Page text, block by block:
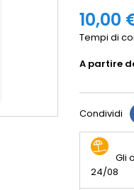
10,00
Tempi di
A partire
Condividi
Gli
24/08